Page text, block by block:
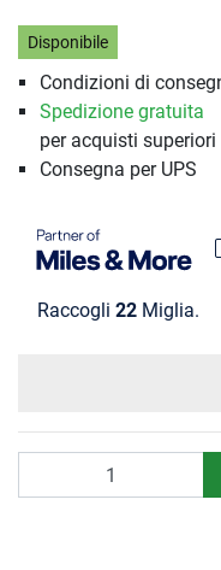
Disponibile
Condizioni di
Spedizione gratuita
per acquisti superiori
Consegna per UPS
Raccogli 22 Miglia.